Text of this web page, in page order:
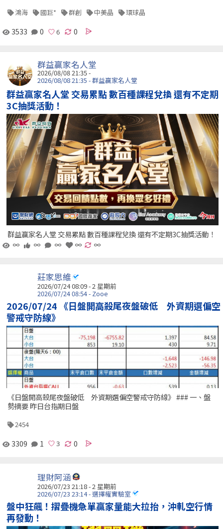
鴻海 國巨* 群創 中美晶 環球晶
3533 0 0
群益贏家名人堂
2026/08/08 21:35 -
2026/08/08 21:35 - 群益贏家名人堂
群益贏家名人堂 交易累點 數百種課程兌換 還有不定期
3C抽獎活動！
群益贏家名人堂 交易累點 數百種課程兌換 還有不定期3C抽獎活動！
∞
∞ ∞ ∞ ∞
莊家思維
2026/07/24 08:09 - 2 星期前
2026/07/24 08:54 - Zooe
2026/07/24 《日盤開高殺尾夜盤破低 外資期選偏空
警戒守防線》
《日盤開高殺尾夜盤破低 外資期選偏空警戒守防線》 ### 一、盤
勢摘要 昨日台指期日盤
2454
3309 1 0
理財阿涵
2026/07/23 21:18 - 2 星期前
2026/07/23 23:14 - 選擇權實驗室
盤中狂飆！摺疊機急單贏家量能大拉抬，沖軋空行情
再發動！